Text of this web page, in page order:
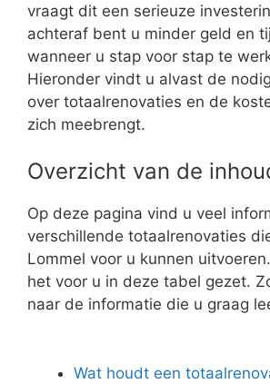
vraagt dit een serieuze
achteraf bent u minder geld en
wanneer u stap voor stap te
Hieronder vindt u alvast de
over totaalrenovaties en de
zich meebrengt.
Overzicht van de
Op deze pagina vind u veel
verschillende totaalrenovaties
Lommel voor u kunnen
het voor u in deze tabel gezet.
naar de informatie die u graag
Wat houdt een